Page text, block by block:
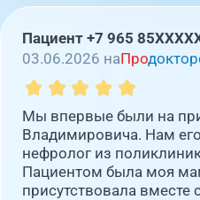
Пациент +7 965
03.06.2026 наПро
Мы впервые были на
Владимировича. Нам
нефролог из
Пациентом была моя
присутствовала вместе